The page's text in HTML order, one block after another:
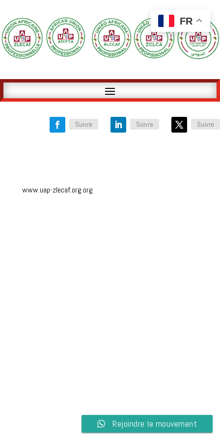
Suivre Suivre Suivre
www.uap-zlecaf.org.org
FR
Rejoindre le mouvement